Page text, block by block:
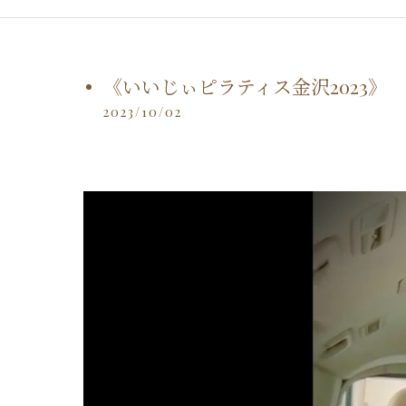
《いいじぃピラティス金沢2023》
2023/10/02